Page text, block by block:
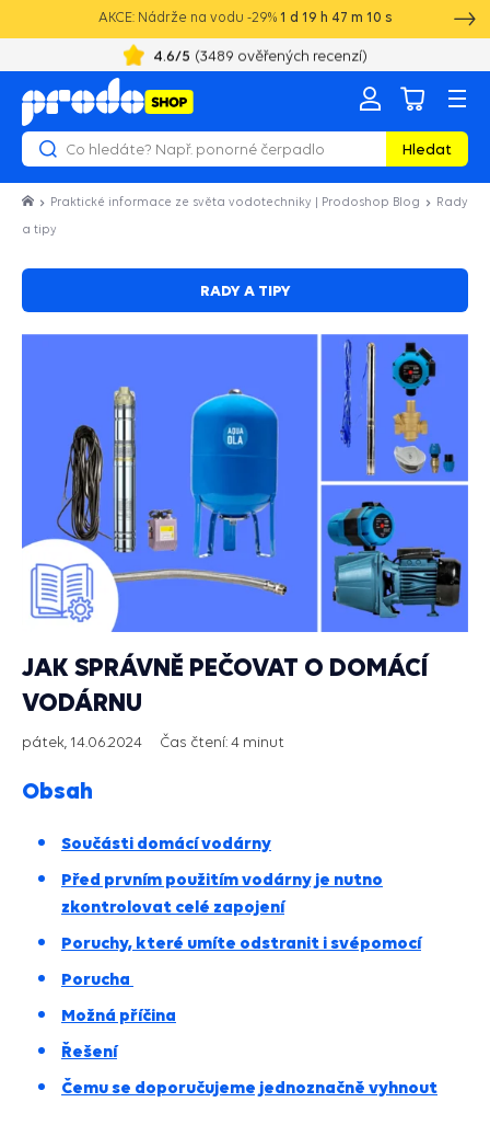
AKCE: Nádrže na vodu -29% 1 d 19 h 47 m 10 s
4.6/5 (3489 ověřených recenzí)
Hledat
Praktické informace ze světa vodotechniky | Prodoshop Blog Rady
a tipy
RADY A TIPY
JAK SPRÁVNĚ PEČOVAT O DOMÁCÍ
VODÁRNU
pátek, 14.06.2024 Čas čtení:4 minut
Obsah
Součásti domácí vodárny
Před prvním použitím vodárny je nutno
zkontrolovat celé zapojení
Poruchy, které umíte odstranit i svépomocí
Porucha
Možná příčina
Řešení
Čemu se doporučujeme jednoznačně vyhnout